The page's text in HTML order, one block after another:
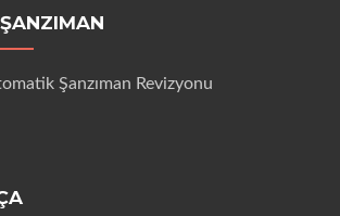
Şanzıman Revizyonu